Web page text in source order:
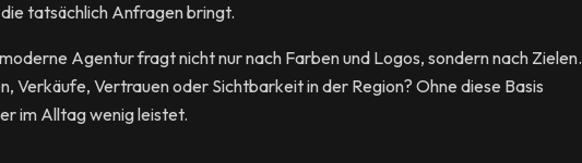
tatsächlich Anfragen bringt.
Agentur fragt nicht nur nach Farben und Logos, sondern nach Zielen.
Verkäufe, Vertrauen oder Sichtbarkeit in der Region? Ohne diese Basis
im Alltag wenig leistet.